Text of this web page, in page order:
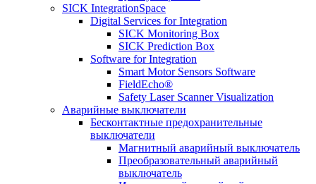
SICK IntegrationSpace
Digital Services for Integration
SICK Monitoring Box
SICK Prediction Box
Software for Integration
Smart Motor Sensors Software
FieldEcho®
Safety Laser Scanner Visualization
Аварийные выключатели
Бесконтактные предохранительные
выключатели
Магнитный аварийный выключатель
Преобразовательный аварийный
выключатель